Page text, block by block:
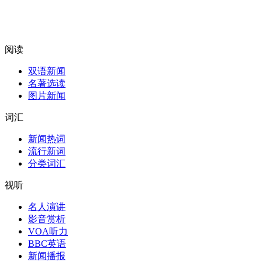
阅读
双语新闻
名著选读
图片新闻
词汇
新闻热词
流行新词
分类词汇
视听
名人演讲
影音赏析
VOA听力
BBC英语
新闻播报